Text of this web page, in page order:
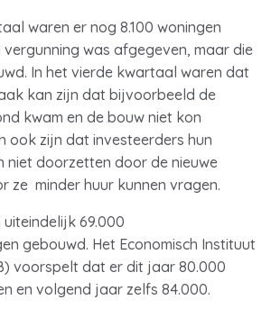
waren er nog 8.100 woningen
was afgegeven, maar die
In het vierde kwartaal waren dat
kan zijn dat bijvoorbeeld de
kwam en de bouw niet kon
ook zijn dat investeerders hun
niet doorzetten door de nieuwe
ze minder huur kunnen vragen.
69.000
gebouwd. Het Economisch Instituut
voorspelt dat er dit jaar 80.000
en volgend jaar zelfs 84.000.